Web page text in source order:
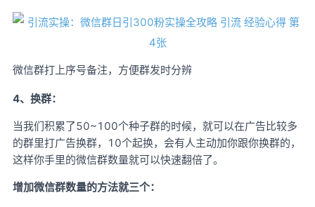
微信群打上序号备注，方便群发时分辨
4、换群：
当我们积累了50~100个种子群的时候，就可以在广告比较多
的群里打广告换群，10个起换，会有人主动加你跟你换群的，
这样你手里的微信群数量就可以快速翻倍了。
增加微信群数量的方法就三个：